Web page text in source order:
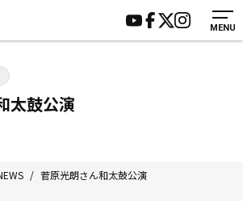
MENU
施設紹介
サポーター募集
太鼓公演
/ 菅原光朗さん和太鼓公演